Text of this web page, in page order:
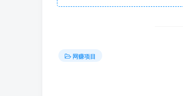
网赚项目